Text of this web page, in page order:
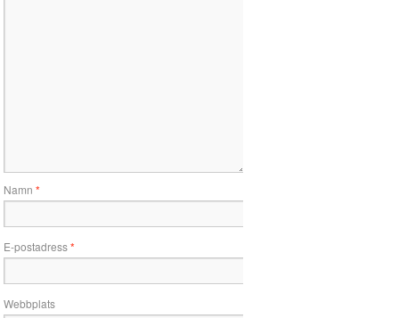
Namn*
E-postadress*
Webbplats